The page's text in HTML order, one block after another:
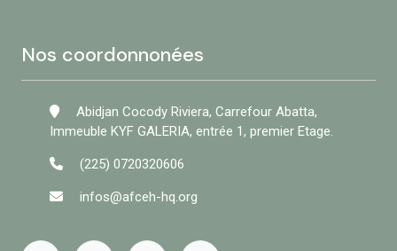
Nos coordonnonées
Abidjan Cocody Riviera, Carrefour Abatta,
Immeuble KYF GALERIA, entrée 1, premier Etage.
(225) 0720320606
infos@afceh-hq.org